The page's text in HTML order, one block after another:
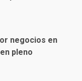
negocios en
pleno